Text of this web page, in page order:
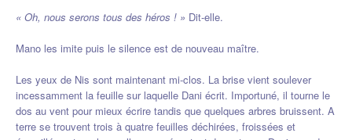
« Oh, nous serons tous des héros ! » Dit-elle.
Mano les imite puis le silence est de nouveau maître.
Les yeux de Nis sont maintenant mi-clos. La brise vient soulever
incessamment la feuille sur laquelle Dani écrit. Importuné, il tourne le
dos au vent pour mieux écrire tandis que quelques arbres bruissent. A
terre se trouvent trois à quatre feuilles déchirées, froissées et